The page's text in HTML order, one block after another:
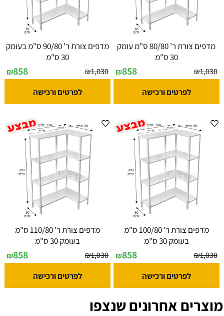
מדפים צורת ר' 80/80 ס"מ עומק
30 ס"מ
₪1,030
₪858
לפרטים ורכישה
מדפים צורת ר' 90/80 ס"מ בעומק
30 ס"מ
₪1,030
₪858
לפרטים ורכישה
מדפים צורת ר' 100/80 ס"מ
בעומק 30 ס"מ
₪1,030
₪858
לפרטים ורכישה
מדפים צורת ר' 110/80 ס"מ
בעומק 30 ס"מ
₪1,030
₪858
לפרטים ורכישה
מוצרים אחרונים שנצפו